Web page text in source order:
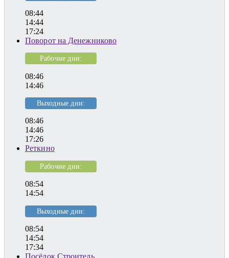
08:44
14:44
17:24
Поворот на Денежниково
Рабочие дни:
08:46
14:46
Выходные дни:
08:46
14:46
17:26
Реткино
Рабочие дни:
08:54
14:54
Выходные дни:
08:54
14:54
17:34
Посёлок Строитель